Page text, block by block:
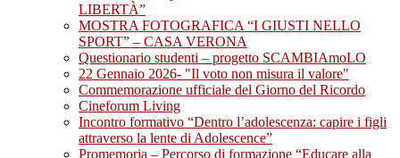
LIBERTÀ”
MOSTRA FOTOGRAFICA “I GIUSTI NELLO
SPORT” – CASA VERONA
Questionario studenti – progetto SCAMBIAmoLO
22 Gennaio 2026- "Il voto non misura il valore"
Commemorazione ufficiale del Giorno del Ricordo
Cineforum Living
Incontro formativo “Dentro l’adolescenza: capire i figli
attraverso la lente di Adolescence”
Promemoria – Percorso di formazione “Educare alla